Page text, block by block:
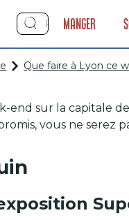
Manger
à
Que faire à Lyon ce
end sur la capitale
vous ne serez